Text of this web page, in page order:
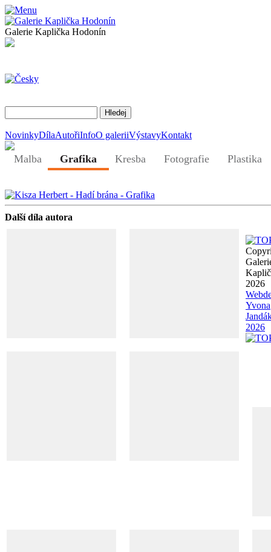
Galerie Kaplička Hodonín
NovinkyDílaAutořiInfoO galeriiVýstavyKontakt
Malba Grafika Kresba Fotografie Plastika
Další díla autora
2026
Yvona
2026